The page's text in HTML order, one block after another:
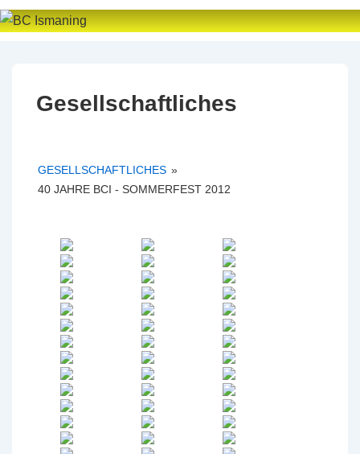
↓
Zum
Gesellschaftliches
GESELLSCHAFTLICHES »
40 JAHRE BCI - SOMMERFEST 2012